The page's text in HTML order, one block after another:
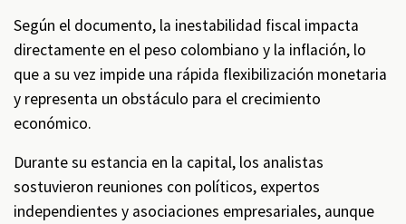
Según el documento, la inestabilidad fiscal impacta
directamente en el peso colombiano y la inflación, lo
que a su vez impide una rápida flexibilización monetaria
y representa un obstáculo para el crecimiento
económico.
Durante su estancia en la capital, los analistas
sostuvieron reuniones con políticos, expertos
independientes y asociaciones empresariales, aunque